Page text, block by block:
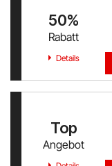
50%
Rabatt
Details
Top
Angebot